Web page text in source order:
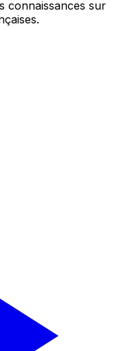
connaissances sur